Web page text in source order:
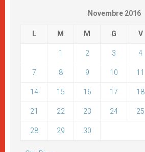
Novembre 2016
L M M G V
1 2 3 4
7 8 9 10 11
14 15 16 17 18
21 22 23 24 25
28 29 30